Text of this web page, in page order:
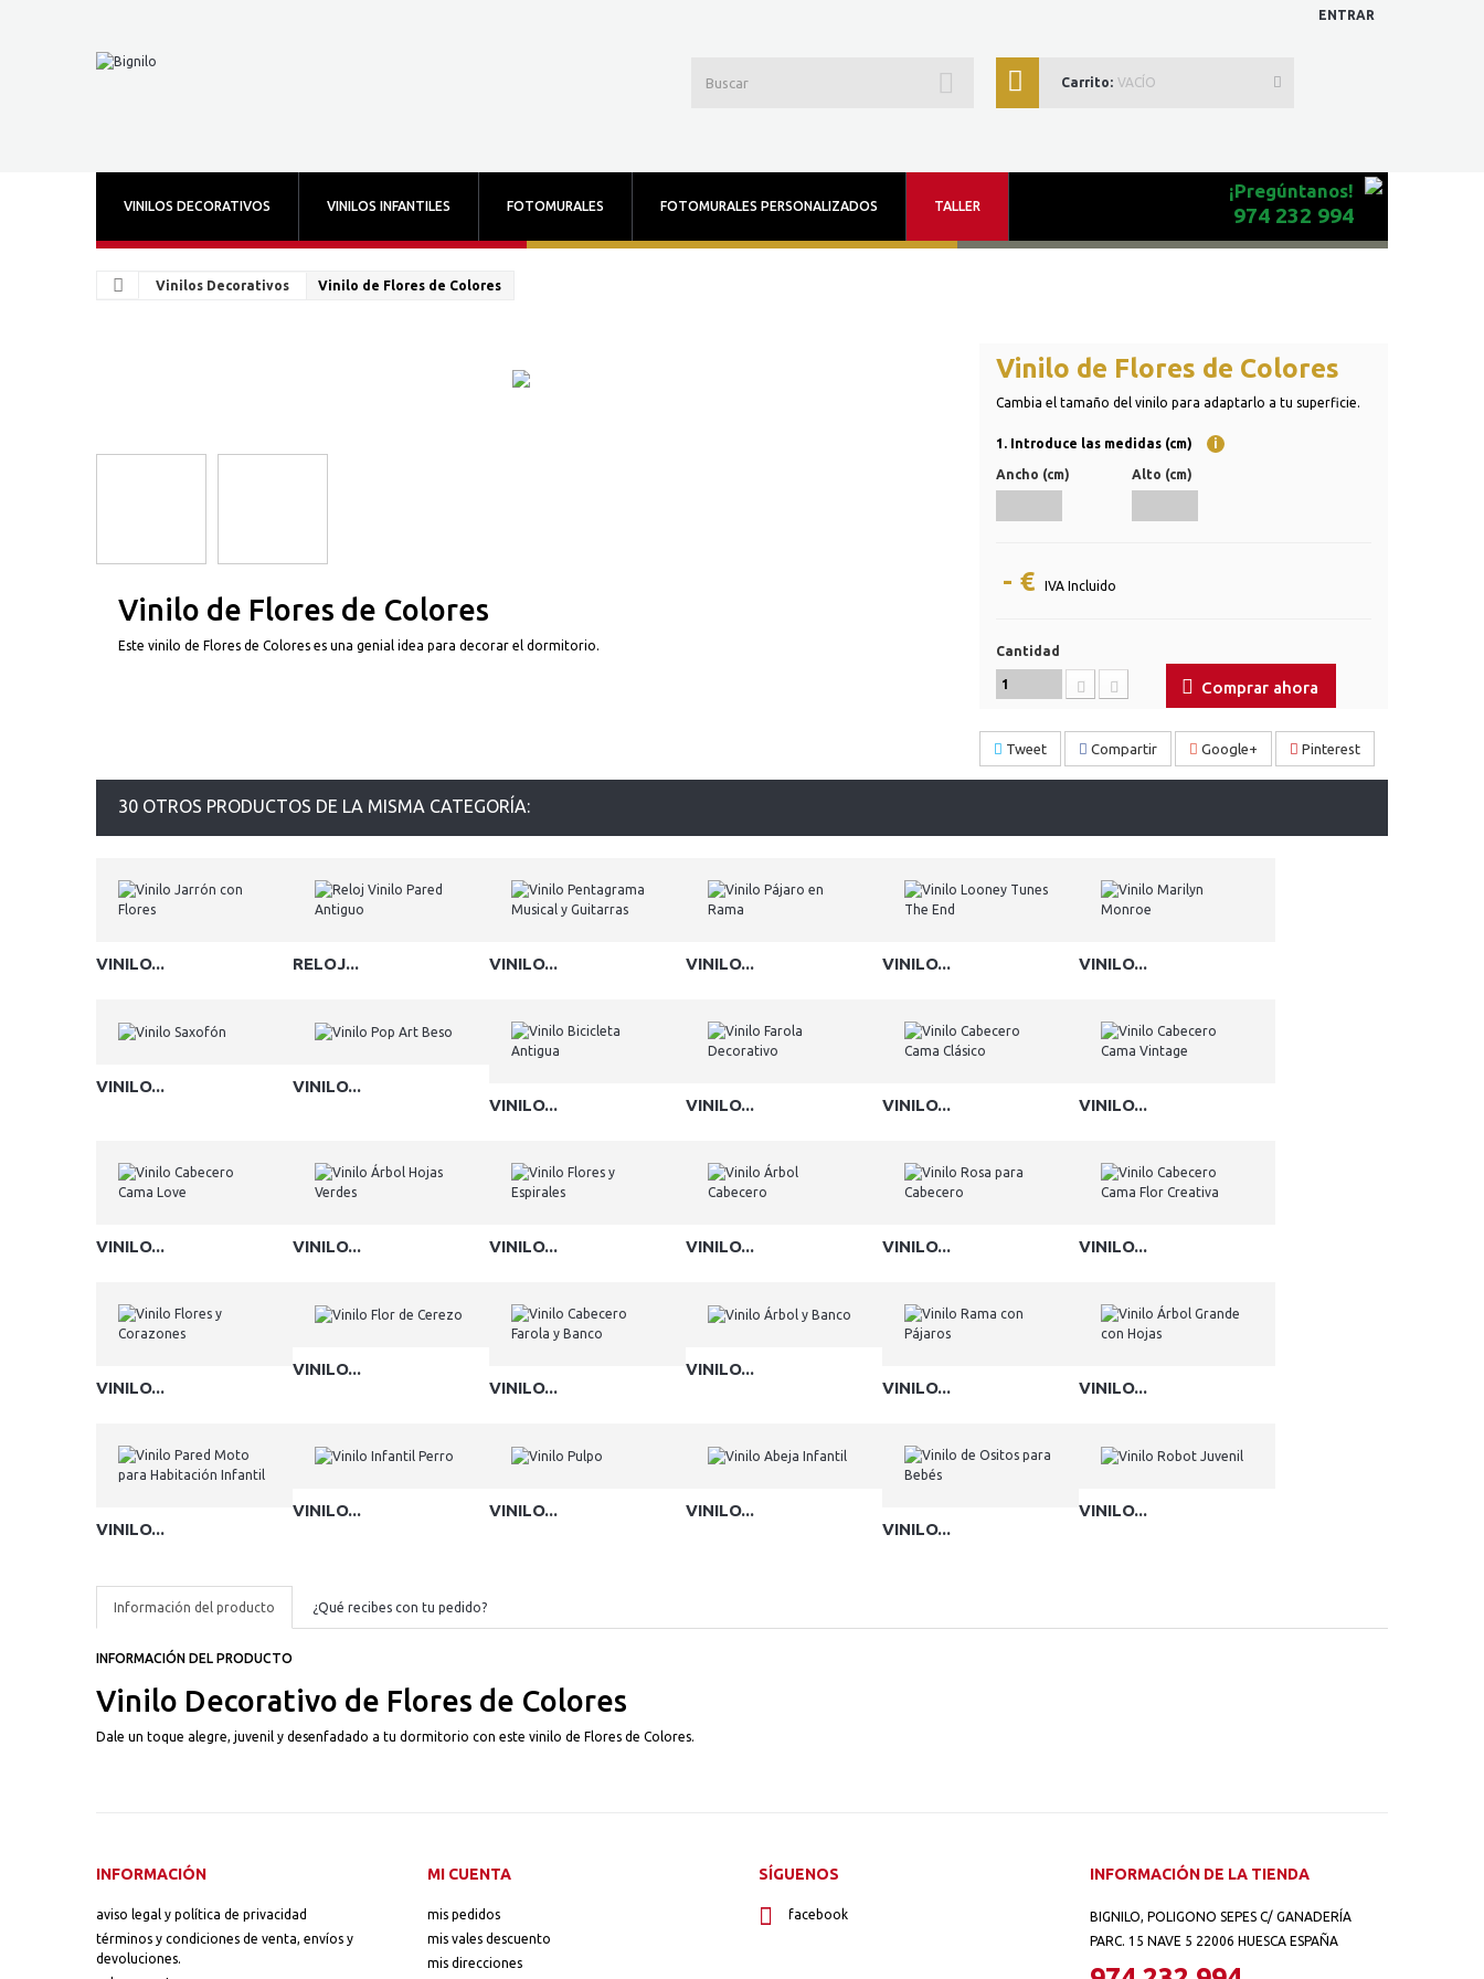
ENTRAR
Carrito: VACÍO
VINILOS DECORATIVOS VINILOS INFANTILES FOTOMURALES FOTOMURALES PERSONALIZADOS TALLER
¡Pregúntanos!
974 232 994
Vinilos Decorativos Vinilo de Flores de Colores
Vinilo de Flores de Colores
Este vinilo de Flores de Colores es una genial idea para decorar el dormitorio.
Vinilo de Flores de Colores
Cambia el tamaño del vinilo para adaptarlo a tu superficie.
1. Introduce las medidas (cm) i
Ancho (cm) Alto (cm)
- € IVA Incluido
Cantidad
Comprar ahora
Tweet Compartir Google+ Pinterest
30 OTROS PRODUCTOS DE LA MISMA CATEGORÍA:
VINILO... RELOJ... VINILO... VINILO... VINILO... VINILO...
VINILO...
VINILO...
VINILO...
VINILO... VINILO... VINILO...
VINILO... VINILO... VINILO... VINILO... VINILO... VINILO...
VINILO...
VINILO...
VINILO...
VINILO...
VINILO...
VINILO...
VINILO...
VINILO... VINILO...
VINILO...
VINILO...
VINILO...
Información del producto ¿Qué recibes con tu pedido?
INFORMACIÓN DEL PRODUCTO
Vinilo Decorativo de Flores de Colores
Dale un toque alegre, juvenil y desenfadado a tu dormitorio con este vinilo de Flores de Colores.
INFORMACIÓN
aviso legal y política de privacidad
términos y condiciones de venta, envíos y
devoluciones.
MI CUENTA
mis pedidos
mis vales descuento
mis direcciones
SÍGUENOS
facebook
INFORMACIÓN DE LA TIENDA
BIGNILO, POLIGONO SEPES C/ GANADERÍA
PARC. 15 NAVE 5 22006 HUESCA ESPAÑA